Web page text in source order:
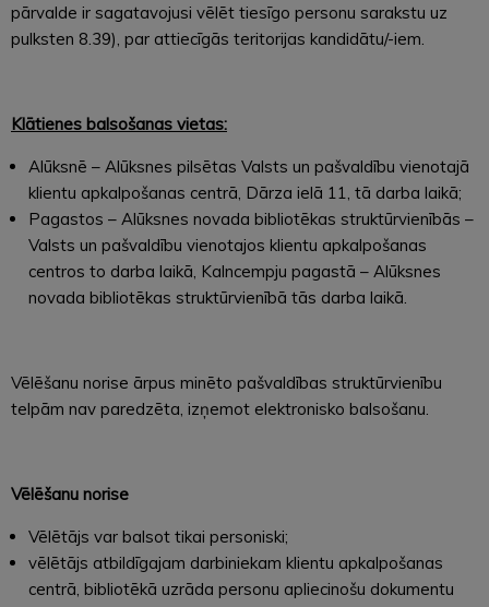
pārvalde ir sagatavojusi vēlēt tiesīgo personu sarakstu uz
pulksten 8.39), par attiecīgās teritorijas kandidātu/-iem.
Klātienes balsošanas vietas:
Alūksnē – Alūksnes pilsētas Valsts un pašvaldību vienotajā
klientu apkalpošanas centrā, Dārza ielā 11, tā darba laikā;
Pagastos – Alūksnes novada bibliotēkas struktūrvienībās –
Valsts un pašvaldību vienotajos klientu apkalpošanas
centros to darba laikā, Kalncempju pagastā – Alūksnes
novada bibliotēkas struktūrvienībā tās darba laikā.
Vēlēšanu norise ārpus minēto pašvaldības struktūrvienību
telpām nav paredzēta, izņemot elektronisko balsošanu.
Vēlēšanu norise
Vēlētājs var balsot tikai personiski;
vēlētājs atbildīgajam darbiniekam klientu apkalpošanas
centrā, bibliotēkā uzrāda personu apliecinošu dokumentu